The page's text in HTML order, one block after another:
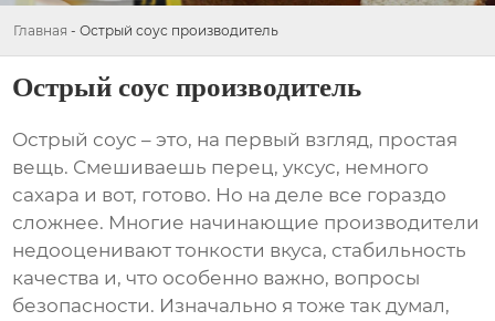
Главная - Острый соус производитель
Острый соус производитель
Острый соус – это, на первый взгляд, простая
вещь. Смешиваешь перец, уксус, немного
сахара и вот, готово. Но на деле все гораздо
сложнее. Многие начинающие производители
недооценивают тонкости вкуса, стабильность
качества и, что особенно важно, вопросы
безопасности. Изначально я тоже так думал,